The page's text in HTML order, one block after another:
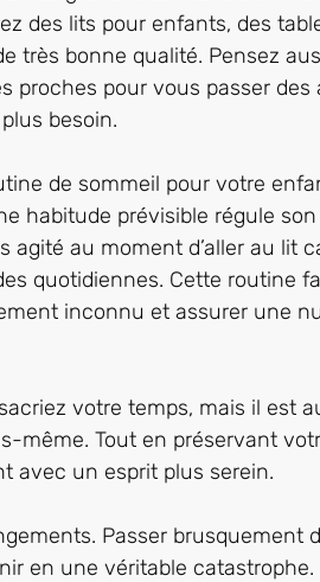
des lits pour enfants, des
très bonne qualité. Pensez
proches pour vous passer des
besoin.
de sommeil pour votre
habitude prévisible régule son
agité au moment d’aller au lit
quotidiennes. Cette routine
inconnu et assurer une
votre temps, mais il est
même. Tout en préservant
avec un esprit plus serein.
Passer brusquement
en une véritable catastrophe.